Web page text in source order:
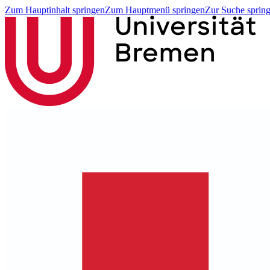
Zum Hauptinhalt springenZum Hauptmenü springenZur Suche